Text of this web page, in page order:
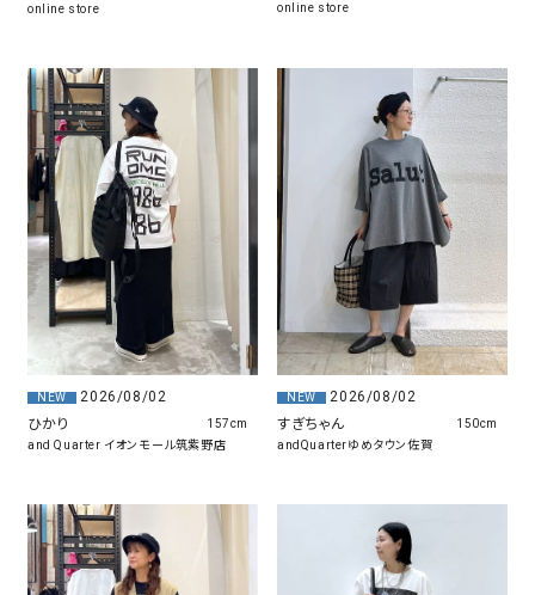
online store online store
NEW
2026/08/02
ひかり
and Quarter イオンモール筑紫野店
157cm
NEW
2026/08/02
すぎちゃん
andQuarterゆめタウン佐賀
150cm